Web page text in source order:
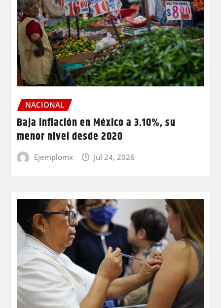
NACIONAL
Baja inflación en México a 3.10%, su
menor nivel desde 2020
Ejemplomx Jul 24, 2026